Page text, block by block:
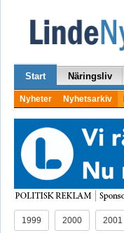
Start Näringsliv
Nyheter Nyhetsarkiv
1999 2000 2001